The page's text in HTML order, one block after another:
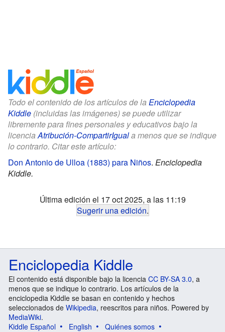
Todo el contenido de los artículos de la Enciclopedia
Kiddle (incluidas las imágenes) se puede utilizar
libremente para fines personales y educativos bajo la
licenciaAtribución-CompartirIguala menos que se indique
lo contrario. Citar este artículo:
Don Antonio de Ulloa (1883) para Niños. Enciclopedia
Kiddle.
Última edición el 17 oct 2025, a las 11:19
Sugerir una edición.
Enciclopedia Kiddle
El contenido está disponible bajo la licencia CC BY-SA 3.0, a
menos que se indique lo contrario. Los artículos de la
enciclopedia Kiddle se basan en contenido y hechos
seleccionados de Wikipedia, reescritos para niños. Powered by
MediaWiki.
Kiddle Español
English
Quiénes somos